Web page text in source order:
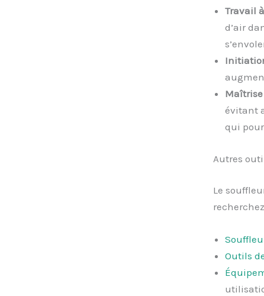
Travail
d’air
évitant
qui
Autres
Le
Outils